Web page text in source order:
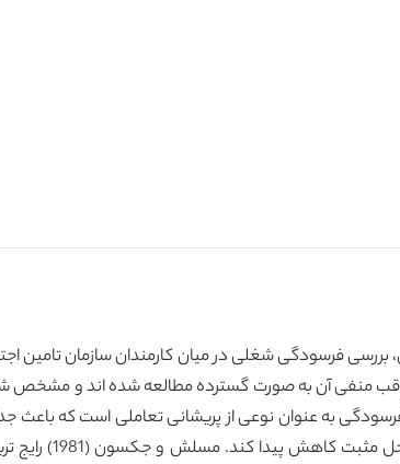
منفی آن به صورت گسترده مطالعه شده اند و مشخص شده
که فرسودگی به عنوان نوعی از پریشانی تعاملی است که
گیرد، نمی